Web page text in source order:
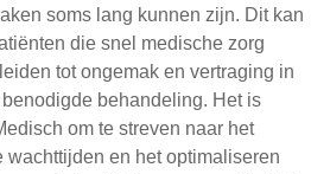
soms lang kunnen zijn. Dit kan
die snel medische zorg
tot ongemak en vertraging in
behandeling. Het is
om te streven naar het
wachttijden en het optimaliseren